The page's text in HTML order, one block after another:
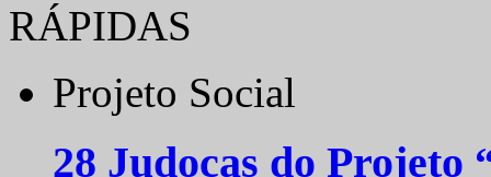
RÁPIDAS
Projeto Social
28 Judocas do